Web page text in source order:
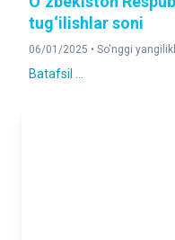
tug‘ilishlar soni
06/01/2025 • So'nggi
Batafsil ...